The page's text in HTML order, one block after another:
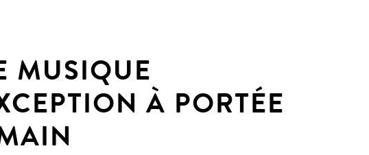
MUSIQUE
À PORTÉE